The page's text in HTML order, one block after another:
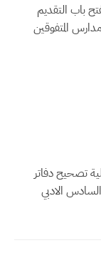
باب التقديم
مدارس المتفوقين
تصحيح دفاتر
الادبي